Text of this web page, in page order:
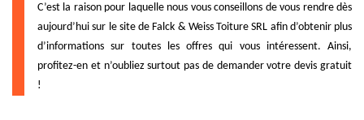
C’est la raison pour laquelle nous vous conseillons de vous rendre dès
aujourd’hui sur le site de Falck & Weiss Toiture SRL afin d’obtenir plus
d’informations sur toutes les offres qui vous intéressent. Ainsi,
profitez-en et n’oubliez surtout pas de demander votre devis gratuit
!